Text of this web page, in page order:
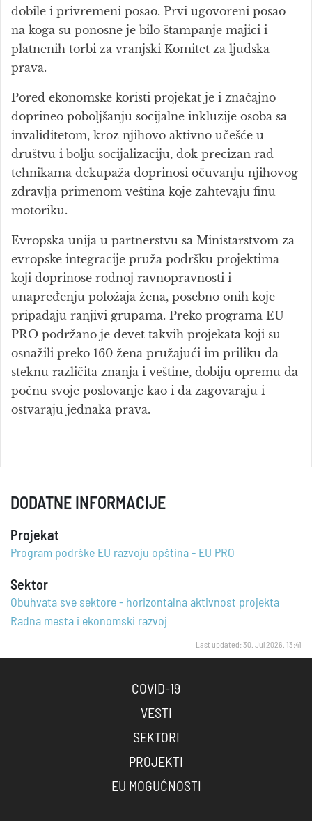
dobile i privremeni posao. Prvi ugovoreni posao
na koga su ponosne je bilo štampanje majici i
platnenih torbi za vranjski Komitet za ljudska
prava.
Pored ekonomske koristi projekat je i značajno
doprineo poboljšanju socijalne inkluzije osoba sa
invaliditetom, kroz njihovo aktivno učešće u
društvu i bolju socijalizaciju, dok precizan rad
tehnikama dekupaža doprinosi očuvanju njihovog
zdravlja primenom veština koje zahtevaju finu
motoriku.
Evropska unija u partnerstvu sa Ministarstvom za
evropske integracije pruža podršku projektima
koji doprinose rodnoj ravnopravnosti i
unapređenju položaja žena, posebno onih koje
pripadaju ranjivi grupama. Preko programa EU
PRO podržano je devet takvih projekata koji su
osnažili preko 160 žena pružajući im priliku da
steknu različita znanja i veštine, dobiju opremu da
počnu svoje poslovanje kao i da zagovaraju i
ostvaraju jednaka prava.
DODATNE INFORMACIJE
Projekat
Program podrške EU razvoju opština - EU PRO
Sektor
Obuhvata sve sektore - horizontalna aktivnost projekta
Radna mesta i ekonomski razvoj
Last updated: 30. Jul 2026. 13:41
COVID-19
VESTI
SEKTORI
PROJEKTI
EU MOGUĆNOSTI